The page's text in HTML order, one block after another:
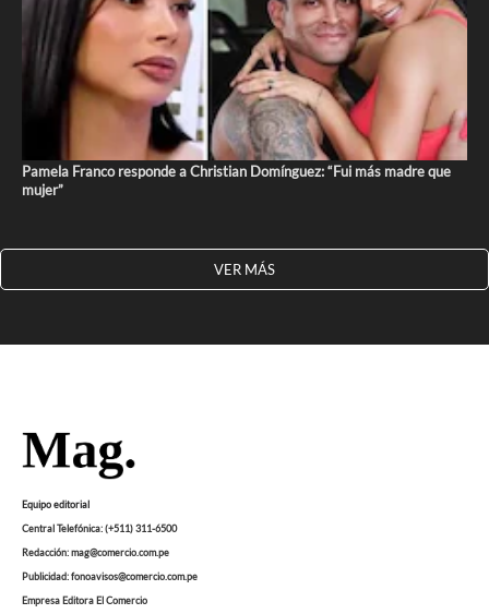
Pamela Franco responde a Christian Domínguez: “Fui más madre que
mujer”
VER MÁS
Equipo editorial
Central Telefónica: (+511) 311-6500
Redacción: mag@comercio.com.pe
Publicidad: fonoavisos@comercio.com.pe
Empresa Editora El Comercio